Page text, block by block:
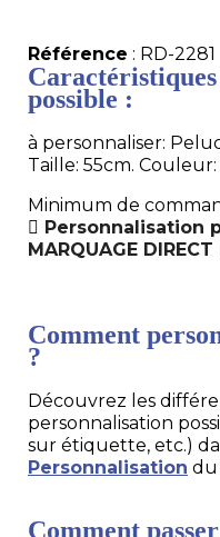
Référence : RD-2281
possible :
à personnaliser:
Taille: 55cm. Couleur:
Minimum de
Personnalisation
MARQUAGE
Comment
?
Découvrez les
personnalisation
sur étiquette, etc.)
Personnalisation du
Comment